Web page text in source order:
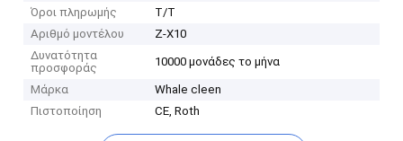
Όροι πληρωμής
T/T
Αριθμό μοντέλου
Ζ-X10
Δυνατότητα
προσφοράς
10000 μονάδες το μήνα
Μάρκα
Whale cleen
Πιστοποίηση
CE, Roth